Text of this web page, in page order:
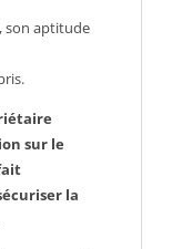
son aptitude
sur le
la